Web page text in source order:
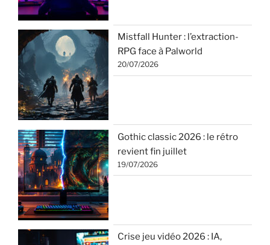
Mistfall Hunter : l’extraction-
RPG face à Palworld
20/07/2026
Gothic classic 2026 : le rétro
revient fin juillet
19/07/2026
Crise jeu vidéo 2026 : IA,